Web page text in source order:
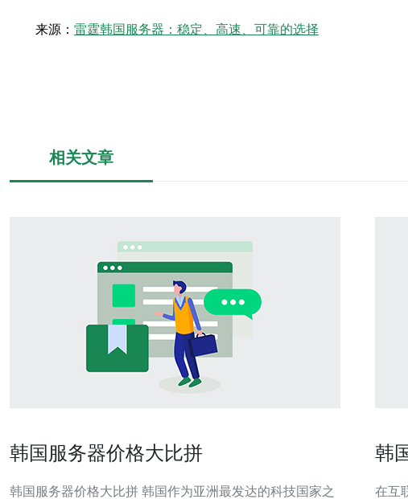
来源： 雷霆韩国服务器：稳定、高速、可靠的选择
相关文章
韩国服务器价格大比拼
韩国服务器价格大比拼 韩国作为亚洲最发达的科技国家之
韩
在互